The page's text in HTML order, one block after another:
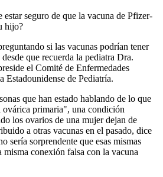
estar seguro de que la vacuna de Pfizer-
hijo?
si las vacunas podrían tener
que recuerda la pediatra Dra.
el Comité de Enfermedades
Estadounidense de Pediatría.
que han estado hablando de lo que
primaria", una condición
los ovarios de una mujer dejan de
a otras vacunas en el pasado, dice
sería sorprendente que esas mismas
misma conexión falsa con la vacuna